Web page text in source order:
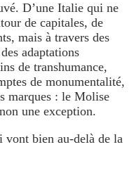
D’une Italie qui ne
de capitales, de
mais à travers des
adaptations
de transhumance,
de monumentalité,
marques : le Molise
une exception.
vont bien au-delà de la